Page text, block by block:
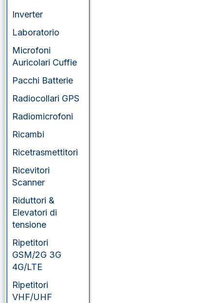
Inverter
Laboratorio
Microfoni
Auricolari Cuffie
Pacchi Batterie
Radiocollari GPS
Radiomicrofoni
Ricambi
Ricetrasmettitori
Ricevitori
Scanner
Riduttori &
Elevatori di
tensione
Ripetitori
GSM/2G 3G
4G/LTE
Ripetitori
VHF/UHF